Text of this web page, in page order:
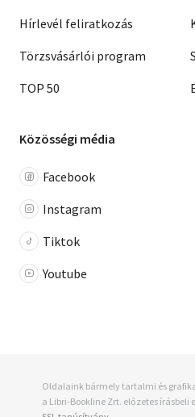
Hírlevél feliratkozás
Törzsvásárlói program
TOP 50
Közösségi média
Facebook
Instagram
Tiktok
Youtube
Oldalaink bármely tartalmi és
a Libri-Bookline Zrt. előzetes írásbeli